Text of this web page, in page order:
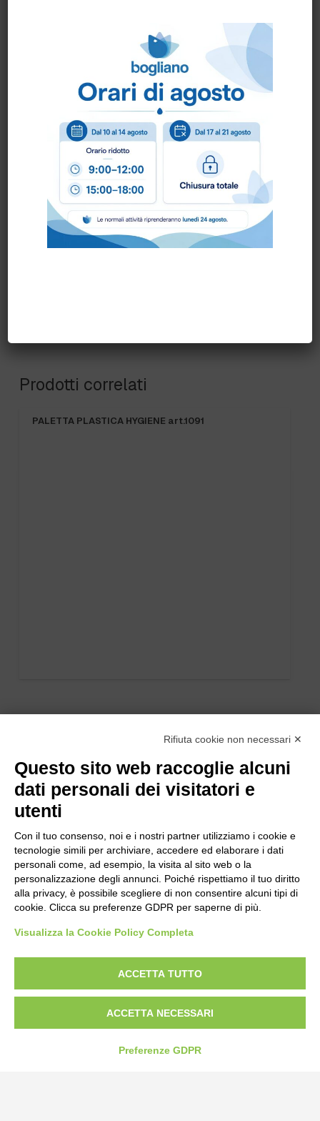
Come ordinare?
Puoi ordinare chiamando al0172 478161
scrivendo una mail ainfo@bogliano.it.
Per ogni informazione siamo a disposizione.
COLORE:BIANCO,BLU GENERICA,GIALLO
ROSSO
VERDE,VIOLA
Prodotti correlati
PALETTA PLASTICA HYGIENE art.1091
Bogliano Srl
Borgo San Martino 44, 12060 Pocapaglia CN
Rifiuta cookie non necessari ✕
Questo sito web raccoglie alcuni
dati personali dei visitatori e
utenti
Con il tuo consenso, noi e i nostri partner utilizziamo i cookie e
tecnologie simili per archiviare, accedere ed elaborare i dati
personali come, ad esempio, la visita al sito web o la
personalizzazione degli annunci. Poiché rispettiamo il tuo diritto
alla privacy, è possibile scegliere di non consentire alcuni tipi di
cookie. Clicca su preferenze GDPR per saperne di più.
Visualizza la Cookie Policy Completa
ACCETTA TUTTO
ACCETTA NECESSARI
Preferenze GDPR